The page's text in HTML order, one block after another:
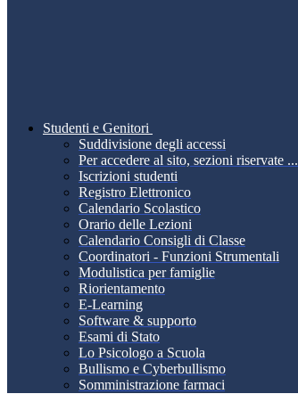
Studenti e Genitori
Suddivisione degli accessi
Per accedere al sito, sezioni riservate ...
Iscrizioni studenti
Registro Elettronico
Calendario Scolastico
Orario delle Lezioni
Calendario Consigli di Classe
Coordinatori - Funzioni Strumentali
Modulistica per famiglie
Riorientamento
E-Learning
Software & supporto
Esami di Stato
Lo Psicologo a Scuola
Bullismo e Cyberbullismo
Somministrazione farmaci